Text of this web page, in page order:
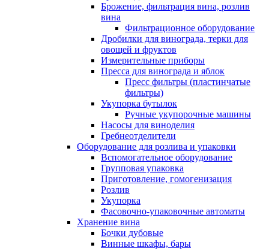
Брожение, фильтрация вина, розлив
вина
Фильтрационное оборудование
Дробилки для винограда, терки для
овощей и фруктов
Измерительные приборы
Пресса для винограда и яблок
Пресс фильтры (пластинчатые
фильтры)
Укупорка бутылок
Ручные укупорочные машины
Насосы для виноделия
Гребнеотделители
Оборудование для розлива и упаковки
Вспомогательное оборудование
Групповая упаковка
Приготовление, гомогенизация
Розлив
Укупорка
Фасовочно-упаковочные автоматы
Хранение вина
Бочки дубовые
Винные шкафы, бары